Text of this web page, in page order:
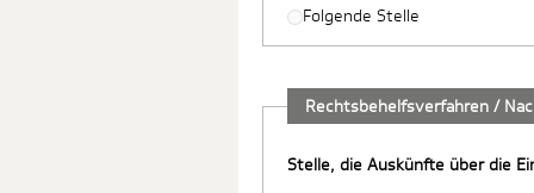
Folgende Stelle
Rechtsbehelfsverfahren /
Stelle, die Auskünfte über die